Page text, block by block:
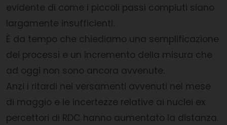
evidente di come i piccoli passi compiuti siano
largamente insufficienti.
È da tempo che chiediamo una semplificazione
dei processi e un incremento della misura che
ad oggi non sono ancora avvenute.
Anzi i ritardi nei versamenti avvenuti nel mese
di maggio e le incertezze relative ai nuclei ex
percettori di RDC hanno aumentato la distanza.